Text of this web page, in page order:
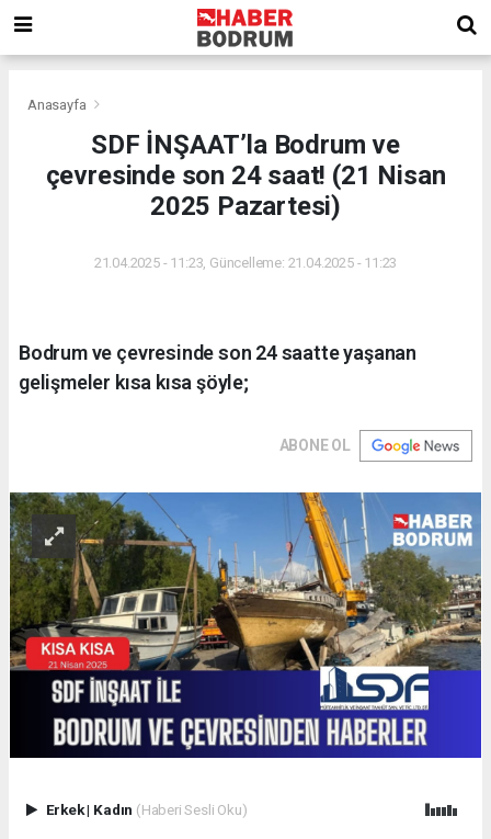
Anasayfa
SDF İNŞAAT’la Bodrum ve
çevresinde son 24 saat! (21 Nisan
2025 Pazartesi)
21.04.2025 - 11:23, Güncelleme: 21.04.2025 - 11:23
Bodrum ve çevresinde son 24 saatte yaşanan
gelişmeler kısa kısa şöyle;
ABONE OL
Erkek| Kadın (Haberi Sesli Oku)